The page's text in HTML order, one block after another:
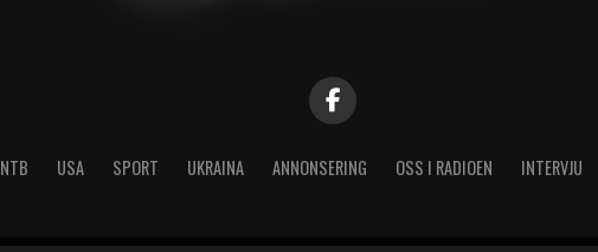
NTB USA SPORT UKRAINA ANNONSERING OSS I RADIOEN INTERVJU